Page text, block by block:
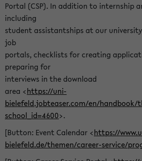
Portal (CSP). In addition to internship
including
student assistantships at our
job
portals, checklists for creating
preparing for
interviews in the download
area <https://uni-
bielefeld.jobteaser.com/en/handbook/
school_id=4600>.
[Button: Event Calendar <https://
bielefeld.de/themen/career-service/